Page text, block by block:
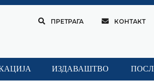
ПРЕТРАГА КОНТАКТ
ИЗДАВАШТВО